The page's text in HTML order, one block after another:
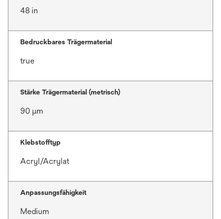
48 in
Bedruckbares Trägermaterial
true
Stärke Trägermaterial (metrisch)
90 μm
Klebstofftyp
Acryl/Acrylat
Anpassungsfähigkeit
Medium